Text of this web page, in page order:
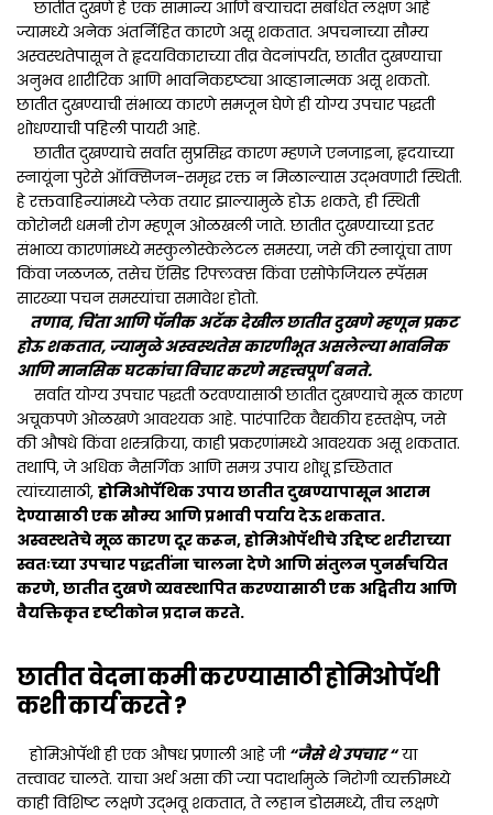
छातीत दुखणे हे एक सामान्य आणि बऱ्याचदा संबंधित लक्षण आहे
ज्यामध्ये अनेक अंतर्निहित कारणे असू शकतात. अपचनाच्या सौम्य
अस्वस्थतेपासून ते हृदयविकाराच्या तीव्र वेदनांपर्यंत, छातीत दुखण्याचा
अनुभव शारीरिक आणि भावनिकदृष्ट्या आव्हानात्मक असू शकतो.
छातीत दुखण्याची संभाव्य कारणे समजून घेणे ही योग्य उपचार पद्धती
शोधण्याची पहिली पायरी आहे.
छातीत दुखण्याचे सर्वात सुप्रसिद्ध कारण म्हणजे एनजाइना, हृदयाच्या
स्नायूंना पुरेसे ऑक्सिजन-समृद्ध रक्त न मिळाल्यास उद्भवणारी स्थिती.
हे रक्तवाहिन्यांमध्ये प्लेक तयार झाल्यामुळे होऊ शकते, ही स्थिती
कोरोनरी धमनी रोग म्हणून ओळखली जाते. छातीत दुखण्याच्या इतर
संभाव्य कारणांमध्ये मस्कुलोस्केलेटल समस्या, जसे की स्नायूंचा ताण
किंवा जळजळ, तसेच ऍसिड रिफ्लक्स किंवा एसोफेजियल स्पॅसम
सारख्या पचन समस्यांचा समावेश होतो.
तणाव, चिंता आणि पॅनीक अटॅक देखील छातीत दुखणे म्हणून प्रकट
होऊ शकतात, ज्यामुळे अस्वस्थतेस कारणीभूत असलेल्या भावनिक
आणि मानसिक घटकांचा विचार करणे महत्त्वपूर्ण बनते.
सर्वात योग्य उपचार पद्धती ठरवण्यासाठी छातीत दुखण्याचे मूळ कारण
अचूकपणे ओळखणे आवश्यक आहे. पारंपारिक वैद्यकीय हस्तक्षेप, जसे
की औषधे किंवा शस्त्रक्रिया, काही प्रकरणांमध्ये आवश्यक असू शकतात.
तथापि, जे अधिक नैसर्गिक आणि समग्र उपाय शोधू इच्छितात
त्यांच्यासाठी, होमिओपॅथिक उपाय छातीत दुखण्यापासून आराम
देण्यासाठी एक सौम्य आणि प्रभावी पर्याय देऊ शकतात.
अस्वस्थतेचे मूळ कारण दूर करून, होमिओपॅथीचे उद्दिष्ट शरीराच्या
स्वतःच्या उपचार पद्धतींना चालना देणे आणि संतुलन पुनर्संचयित
करणे, छातीत दुखणे व्यवस्थापित करण्यासाठी एक अद्वितीय आणि
वैयक्तिकृत दृष्टीकोन प्रदान करते.
छातीत वेदना कमी करण्यासाठी होमिओपॅथी
कशी कार्य करते ?
होमिओपॅथी ही एक औषध प्रणाली आहे जी“जैसे थे उपचार “ या
तत्त्वावर चालते. याचा अर्थ असा की ज्या पदार्थामुळे निरोगी व्यक्तीमध्ये
काही विशिष्ट लक्षणे उद्भवू शकतात, ते लहान डोसमध्ये, तीच लक्षणे